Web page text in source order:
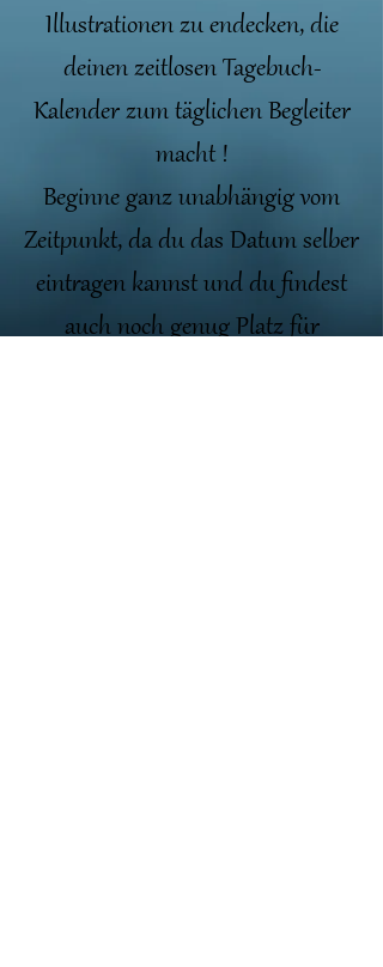
Illustrationen zu endecken, die
deinen zeitlosen Tagebuch-
Kalender zum täglichen Begleiter
macht !
Beginne ganz unabhängig vom
Zeitpunkt, da du das Datum selber
eintragen kannst und du findest
auch noch genug Platz für